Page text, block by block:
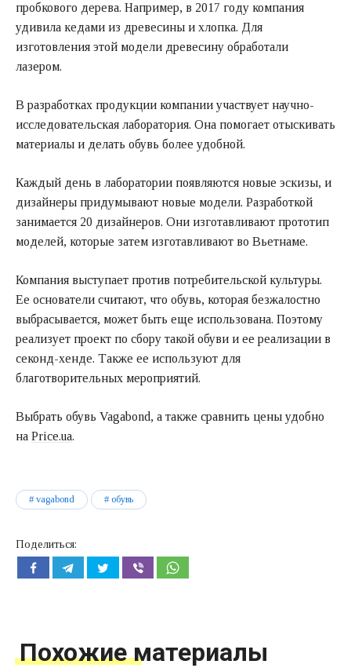
пробкового дерева. Например, в 2017 году компания
удивила кедами из древесины и хлопка. Для
изготовления этой модели древесину обработали
лазером.
В разработках продукции компании участвует научно-
исследовательская лаборатория. Она помогает отыскивать
материалы и делать обувь более удобной.
Каждый день в лаборатории появляются новые эскизы, и
дизайнеры придумывают новые модели. Разработкой
занимается 20 дизайнеров. Они изготавливают прототип
моделей, которые затем изготавливают во Вьетнаме.
Компания выступает против потребительской культуры.
Ее основатели считают, что обувь, которая безжалостно
выбрасывается, может быть еще использована. Поэтому
реализует проект по сбору такой обуви и ее реализации в
секонд-хенде. Также ее используют для
благотворительных мероприятий.
Выбрать обувь Vagabond, а также сравнить цены удобно
на Price.ua.
vagabond обувь
Поделиться:
Похожие материалы